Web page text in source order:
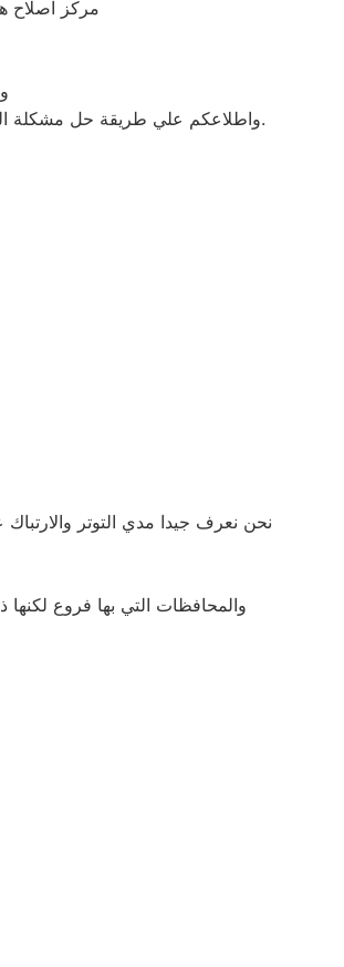
مركز اصلاح
واطلاعكم علي طريقة حل مشكلة الجهاز الخاص بكم أطلبوا خدمات الصيانة لاجهزة توكيل شركة هوفر اينما كنتم خلال وقت قياسي سوف يصل اليكم مهندسنا لمعاينة العطل وصيانة الجهاز.
نحن نعرف جيدا مدي التوتر
والمحافظات التي بها فروع لكنها